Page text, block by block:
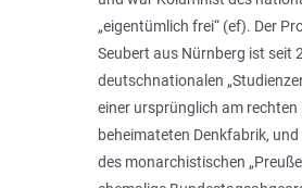
„eigentümlich frei“ (ef). Der
Seubert aus Nürnberg ist seit
deutschnationalen
einer ursprünglich am rechten
beheimateten Denkfabrik,
des monarchistischen